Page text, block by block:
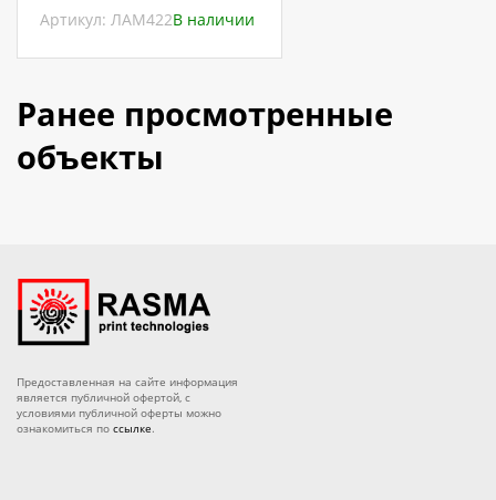
Артикул: ЛАМ422В наличии
Ранее просмотренные
объекты
Предоставленная на сайте информация
является публичной офертой, с
условиями публичной оферты можно
ознакомиться по ссылке.